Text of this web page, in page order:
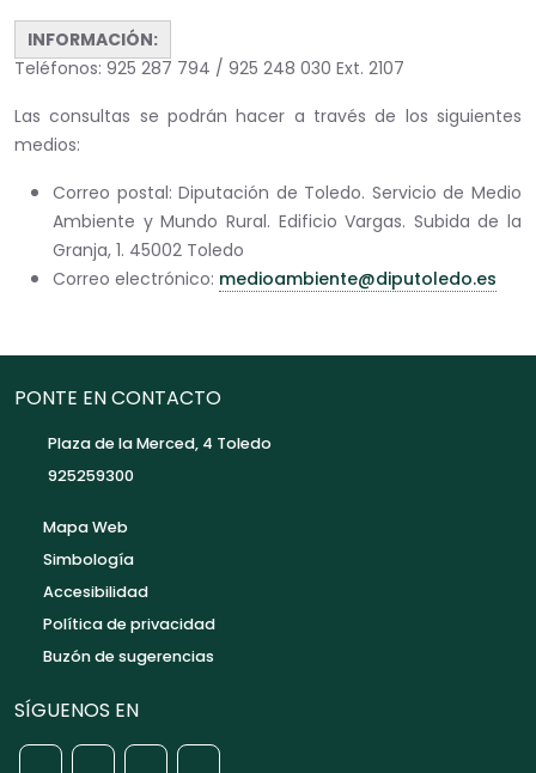
INFORMACIÓN:
Teléfonos: 925 287 794 / 925 248 030 Ext. 2107
Las consultas se podrán hacer a través de los siguientes
medios:
Correo postal: Diputación de Toledo. Servicio de Medio
Ambiente y Mundo Rural. Edificio Vargas. Subida de la
Granja, 1. 45002 Toledo
Correo electrónico: medioambiente@diputoledo.es
PONTE EN CONTACTO
Plaza de la Merced, 4 Toledo
925259300
Mapa Web
Simbología
Accesibilidad
Política de privacidad
Buzón de sugerencias
SÍGUENOS EN